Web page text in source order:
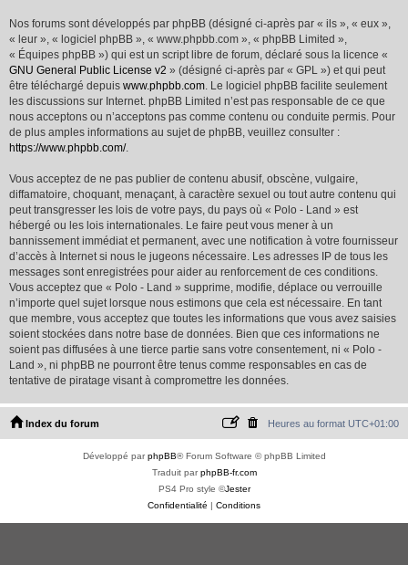
Nos forums sont développés par phpBB (désigné ci-après par « ils », « eux »,
« leur », « logiciel phpBB », « www.phpbb.com », « phpBB Limited »,
« Équipes phpBB ») qui est un script libre de forum, déclaré sous la licence «
GNU General Public License v2 » (désigné ci-après par « GPL ») et qui peut
être téléchargé depuis www.phpbb.com. Le logiciel phpBB facilite seulement
les discussions sur Internet. phpBB Limited n’est pas responsable de ce que
nous acceptons ou n’acceptons pas comme contenu ou conduite permis. Pour
de plus amples informations au sujet de phpBB, veuillez consulter :
https://www.phpbb.com/.
Vous acceptez de ne pas publier de contenu abusif, obscène, vulgaire,
diffamatoire, choquant, menaçant, à caractère sexuel ou tout autre contenu qui
peut transgresser les lois de votre pays, du pays où « Polo - Land » est
hébergé ou les lois internationales. Le faire peut vous mener à un
bannissement immédiat et permanent, avec une notification à votre fournisseur
d’accès à Internet si nous le jugeons nécessaire. Les adresses IP de tous les
messages sont enregistrées pour aider au renforcement de ces conditions.
Vous acceptez que « Polo - Land » supprime, modifie, déplace ou verrouille
n’importe quel sujet lorsque nous estimons que cela est nécessaire. En tant
que membre, vous acceptez que toutes les informations que vous avez saisies
soient stockées dans notre base de données. Bien que ces informations ne
soient pas diffusées à une tierce partie sans votre consentement, ni « Polo -
Land », ni phpBB ne pourront être tenus comme responsables en cas de
tentative de piratage visant à compromettre les données.
Index du forum Heures au format UTC+01:00
Développé parphpBB® Forum Software © phpBB Limited
Traduit parphpBB-fr.com
PS4 Pro style ©Jester
Confidentialité | Conditions